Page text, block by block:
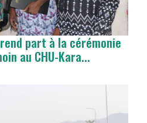
part à la cérémonie
au CHU-Kara...